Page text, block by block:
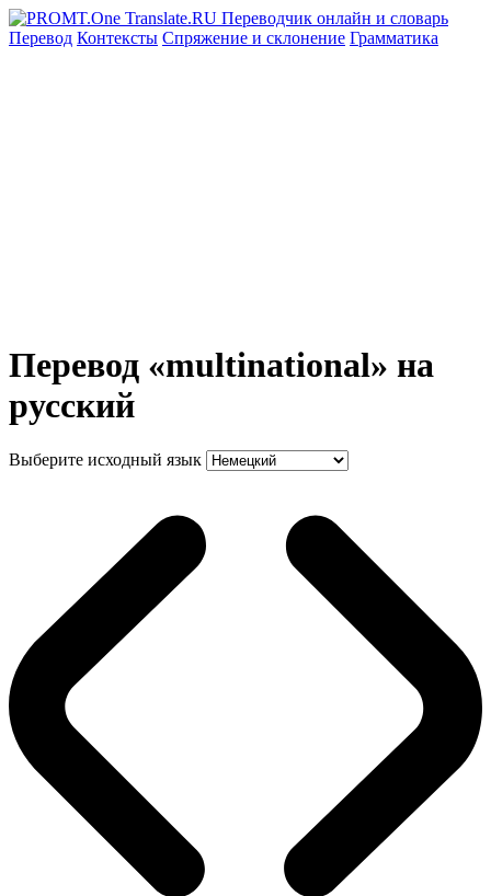
Перевод Контексты Спряжение и склонение Грамматика
Перевод «multinational» на
русский
Выберите исходный язык